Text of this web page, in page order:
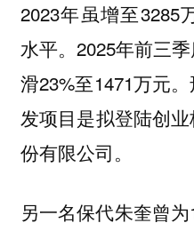
2023年虽增至3285
水平。2025年前三
滑23%至1471万元
发项目是拟登陆创
份有限公司。
另一名保代朱奎曾